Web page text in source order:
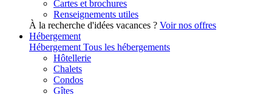
Cartes et brochures
Renseignements utiles
À la recherche d'idées vacances ? Voir nos offres
Hébergement
Hébergement Tous les hébergements
Hôtellerie
Chalets
Condos
Gîtes